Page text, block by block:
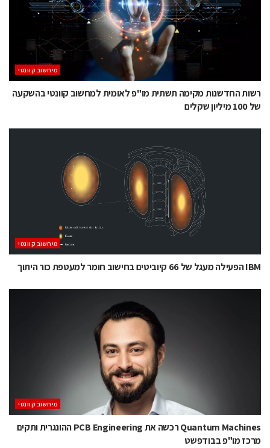
מיחשוב קוונטי
רשות החדשנות מקימה תשתית מו"פ לאומית למחשוב קוונטי בהשקעה
של 100 מיליון שקלים
מיחשוב קוונטי
IBM הפעילה מעגל של 66 קיוביטים בחישוב חומר למעטפת כור היתוך
מיחשוב קוונטי
Quantum Machines רכשה את PCB Engineering ההונגרית ותקים
מרכז מו"פ בבודפשט